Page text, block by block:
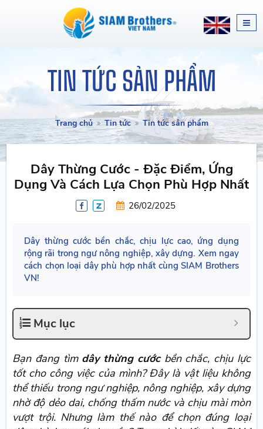
TIN TỨC SẢN PHẨM
Trang chủ Tin tức Tin tức sản phẩm
Dây Thừng Cước - Đặc Điểm, Ứng
Dụng Và Cách Lựa Chọn Phù Hợp Nhất
26/02/2025
Dây thừng cước bền chắc, chịu lực cao, ứng dụng
rộng rãi trong ngư nông nghiệp, xây dựng. Xem ngay
cách chọn loại dây phù hợp nhất cùng SIAM Brothers
VN!
Mục lục
Bạn đang tìm dây thừng cướcbền chắc, chịu lực
tốt cho công việc của mình? Đây là vật liệu không
thể thiếu trong ngư nghiệp, nông nghiệp, xây dựng
nhờ độ dẻo dai, chống thấm nước và chịu mài mòn
vượt trội. Nhưng làm thế nào để chọn đúng loại